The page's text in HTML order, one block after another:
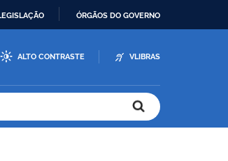
ÓRGÃOS DO GOVERNO
ALTO CONTRASTE VLIBRAS